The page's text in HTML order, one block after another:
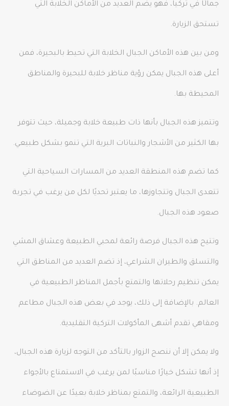
جمالًا في تركيا، فهو يضم العديد من الأماكن الخلابة التي
تستحق الزيارة.
ومن بين هذه الأماكن الجبال الخلابة التي تحيط بالبحيرة، فمن
أعلى هذه الجبال يمكن رؤية مناظر خلابة للبحيرة والمناطق
المحيطة بها.
وتتميز هذه الجبال بأنها ذات طبيعة خلابة وجميلة، حيث تتوفر
بها الكثير من الأشجار والنباتات البرية التي تنمو بشكل طبيعي.
كما تضم هذه المنطقة العديد من المسارات السياحية التي
تتعدى الجبال وتتجاوزها، ما يعتبر تحديًا لكل من يرغب في تجربة
صعود هذه الجبال.
وتتيح هذه الجبال فرصة رائعة لمحبي الطبيعة وعشاق المشي
والتسلق والطيران الشراعي، إذ تضم العديد من المناطق التي
يمكن تنظيم رحلاتها والتمتع بأجمل المناظر الطبيعية في
العالم. بالإضافة إلى ذلك، يوجد في بعض هذه الجبال مطاعم
ومقاهي تقدم أشهى المأكولات التركية التقليدية.
ولا يمكن إلا أن ننصح الزوار بالتأكد من التوجه لزيارة هذه الجبال،
إذ أنها تشكل خيارًا مناسبًا لمن يرغب في الاستمتاع بالأجواء
الطبيعية الرائعة، والتمتع بمناظر خلابة بعيدًا عن الضوضاء